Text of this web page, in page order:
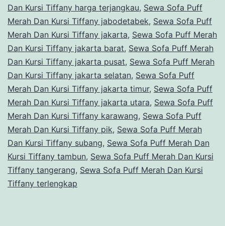
Dan Kursi Tiffany harga terjangkau, Sewa Sofa Puff
Merah Dan Kursi Tiffany jabodetabek, Sewa Sofa Puff
Merah Dan Kursi Tiffany jakarta, Sewa Sofa Puff Merah
Dan Kursi Tiffany jakarta barat, Sewa Sofa Puff Merah
Dan Kursi Tiffany jakarta pusat, Sewa Sofa Puff Merah
Dan Kursi Tiffany jakarta selatan, Sewa Sofa Puff
Merah Dan Kursi Tiffany jakarta timur, Sewa Sofa Puff
Merah Dan Kursi Tiffany jakarta utara, Sewa Sofa Puff
Merah Dan Kursi Tiffany karawang, Sewa Sofa Puff
Merah Dan Kursi Tiffany pik, Sewa Sofa Puff Merah
Dan Kursi Tiffany subang, Sewa Sofa Puff Merah Dan
Kursi Tiffany tambun, Sewa Sofa Puff Merah Dan Kursi
Tiffany tangerang, Sewa Sofa Puff Merah Dan Kursi
Tiffany terlengkap